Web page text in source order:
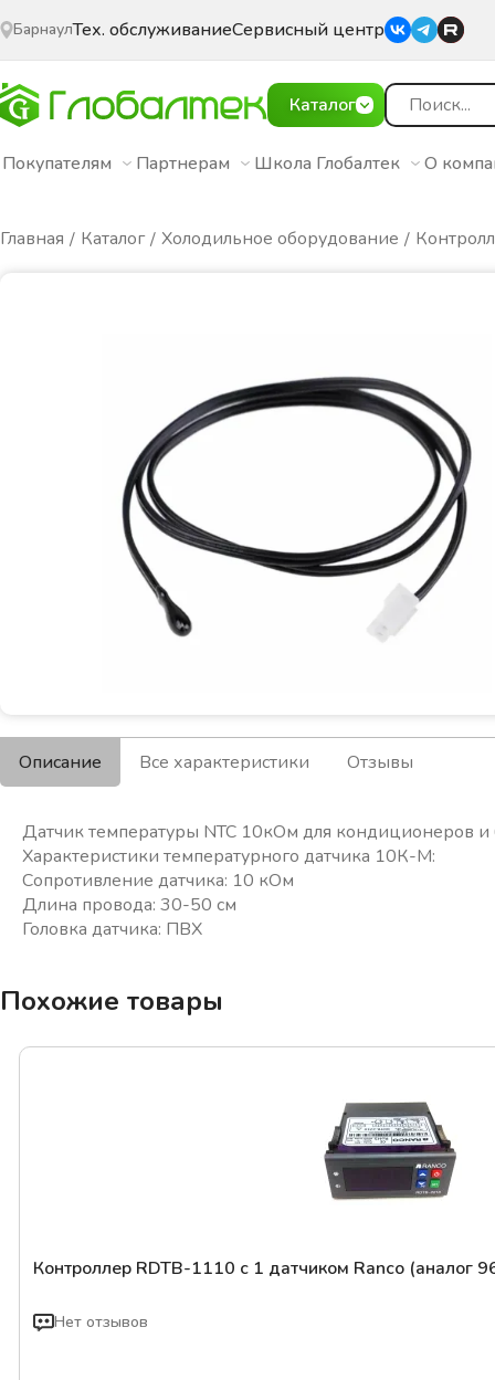
БарнаулТех. обслуживаниеСервисный центр
Каталог
Покупателям Партнерам Школа Глобалтек О
Главная Каталог Холодильное оборудование
Описание Все характеристики Отзывы
Датчик температуры NTC 10кОм для кондиционеров и
Характеристики температурного датчика 10К-М:
Сопротивление датчика: 10 кОм
Длина провода: 30-50 см
Головка датчика: ПВХ
Похожие товары
Контроллер RDTB-1110 с 1 датчиком Ranco (аналог
Нет отзывов